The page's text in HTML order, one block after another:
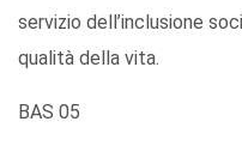
servizio dell’inclusione
qualità della vita.
BAS 05